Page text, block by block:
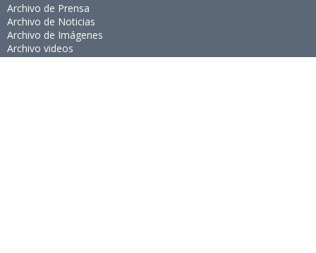
Archivo de Prensa
Archivo de Noticias
Archivo de Imágenes
Archivo videos
Ediciones Anteriores Boletín EyG